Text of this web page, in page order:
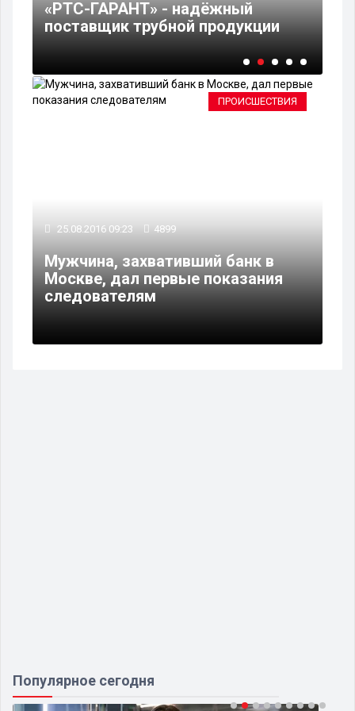
«РТС-ГАРАНТ» - надёжный
поставщик трубной продукции
ПРОИСШЕСТВИЯ
25.08.2016 09:23 4899
Мужчина, захвативший банк в
Москве, дал первые показания
следователям
Популярное сегодня